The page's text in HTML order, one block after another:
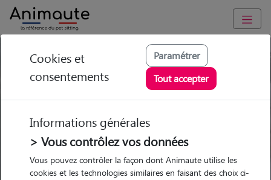
Trouvez votre gardien idéal !
Garde
chez le Pet Sitter
Garde
chez le Pet Sitter Visites
Visites
Cookies et
consentements
Paramétrer
Tout accepter
Informations générales
> Vous contrôlez vos données
Vous pouvez contrôler la façon dont Animaute utilise les
cookies et les technologies similaires en faisant des choix ci-